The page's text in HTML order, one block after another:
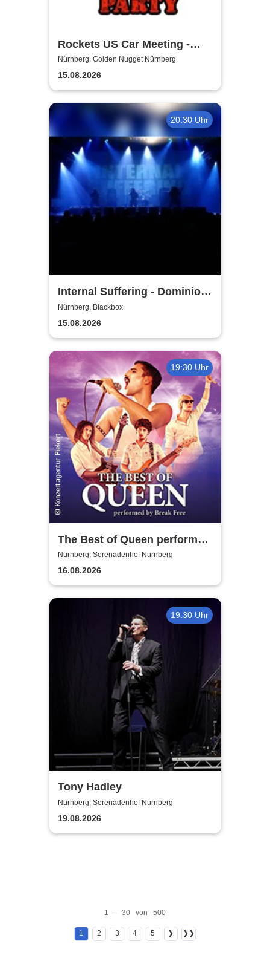
Rockets US Car Meeting -
Aftershow Party
Nürnberg, Golden Nugget Nürnberg
15.08.2026
20:30 Uhr
Internal Suffering - Dominion
of the Xul Tour 2026
Nürnberg, Blackbox
15.08.2026
19:30 Uhr
The Best of Queen performed
by Break Free - A Magical
Tour
Nürnberg, Serenadenhof Nürnberg
16.08.2026
19:30 Uhr
Tony Hadley
Nürnberg, Serenadenhof Nürnberg
19.08.2026
1 - 30 von 500
1 2 3 4 5 ❯ ❯❯